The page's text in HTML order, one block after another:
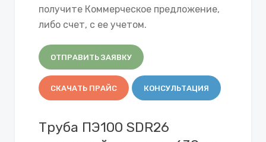
получите Коммерческое предложение,
либо счет, с ее учетом.
ОТПРАВИТЬ ЗАЯВКУ
СКАЧАТЬ ПРАЙС КОНСУЛЬТАЦИЯ
Труба ПЭ100 SDR26